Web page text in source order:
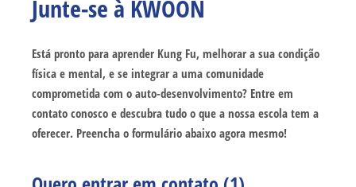
Junte-se à KWOON
Está pronto para aprender Kung Fu, melhorar a sua condição
física e mental, e se integrar a uma comunidade
comprometida com o auto-desenvolvimento? Entre em
contato conosco e descubra tudo o que a nossa escola tem a
oferecer. Preencha o formulário abaixo agora mesmo!